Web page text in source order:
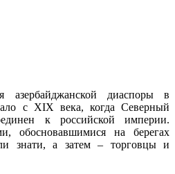
азербайджанской диаспоры в
с XIX века, когда Северный
к российской империи.
обосновавшимися на берегах
знати, а затем – торговцы и